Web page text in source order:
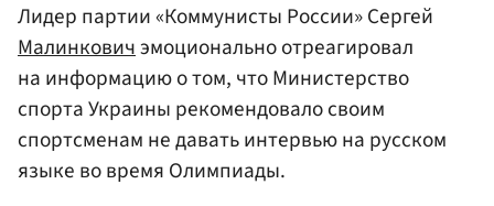
Лидер партии «Коммунисты России» Сергей
Малинковичэмоционально отреагировал
на информацию о том, что Министерство
спорта Украины рекомендовало своим
спортсменам не давать интервью на русском
языке во время Олимпиады.